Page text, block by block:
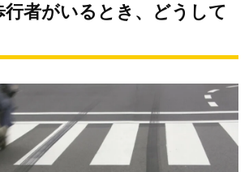
行者がいるとき、どうして